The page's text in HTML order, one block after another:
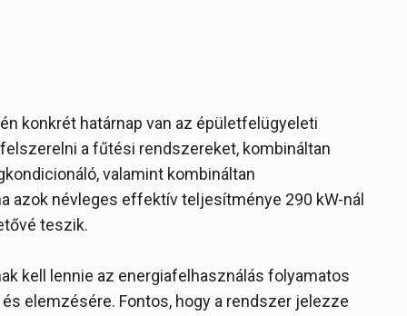
konkrét határnap van az épületfelügyeleti
a fűtési rendszereket, kombináltan
valamint kombináltan
azok névleges effektív teljesítménye 290 kW-nál
teszik.
kell lennie az energiafelhasználás folyamatos
elemzésére. Fontos, hogy a rendszer jelezze